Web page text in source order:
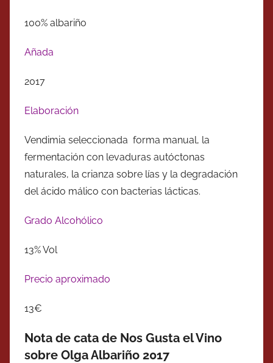
100% albariño
Añada
2017
Elaboración
Vendimia seleccionada forma manual, la
fermentación con levaduras autóctonas
naturales, la crianza sobre lías y la degradación
del ácido málico con bacterias lácticas.
Grado Alcohólico
13% Vol
Precio aproximado
13€
Nota de cata de Nos Gusta el Vino
sobre Olga Albariño 2017